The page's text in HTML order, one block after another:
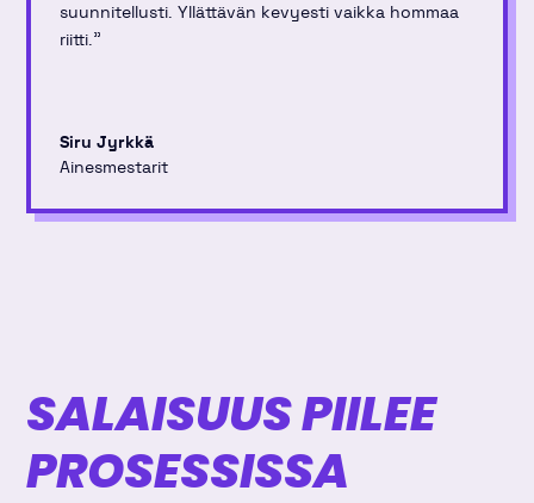
suunnitellusti. Yllättävän kevyesti vaikka hommaa
riitti."
Siru Jyrkkä
Ainesmestarit
SALAISUUS PIILEE
PROSESSISSA